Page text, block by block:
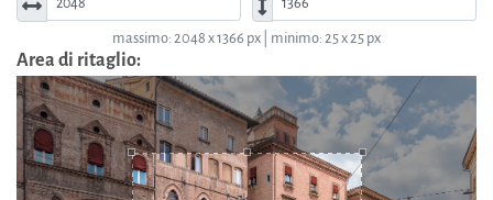
massimo: 2048 x 1366 px | minimo: 25 x 25 px
Area di ritaglio: